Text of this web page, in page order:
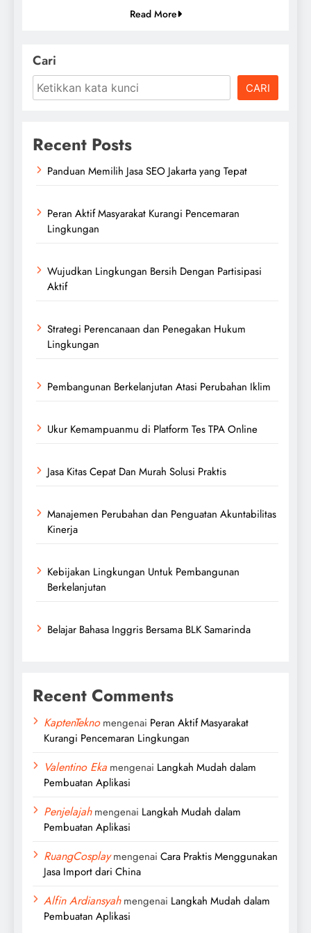
Read More
Cari
CARI
Recent Posts
Panduan Memilih Jasa SEO Jakarta yang Tepat
Peran Aktif Masyarakat Kurangi Pencemaran
Lingkungan
Wujudkan Lingkungan Bersih Dengan Partisipasi
Aktif
Strategi Perencanaan dan Penegakan Hukum
Lingkungan
Pembangunan Berkelanjutan Atasi Perubahan Iklim
Ukur Kemampuanmu di Platform Tes TPA Online
Jasa Kitas Cepat Dan Murah Solusi Praktis
Manajemen Perubahan dan Penguatan Akuntabilitas
Kinerja
Kebijakan Lingkungan Untuk Pembangunan
Berkelanjutan
Belajar Bahasa Inggris Bersama BLK Samarinda
Recent Comments
KaptenTeknomengenai Peran Aktif Masyarakat
Kurangi Pencemaran Lingkungan
Valentino Eka mengenai Langkah Mudah dalam
Pembuatan Aplikasi
Penjelajahmengenai Langkah Mudah dalam
Pembuatan Aplikasi
RuangCosplaymengenai Cara Praktis Menggunakan
Jasa Import dari China
Alfin Ardiansyahmengenai Langkah Mudah dalam
Pembuatan Aplikasi